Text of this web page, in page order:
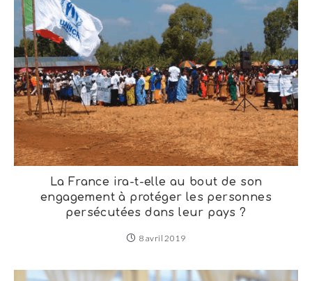
La France ira-t-elle au bout de son
engagement à protéger les personnes
persécutées dans leur pays ?
8 avril 2019